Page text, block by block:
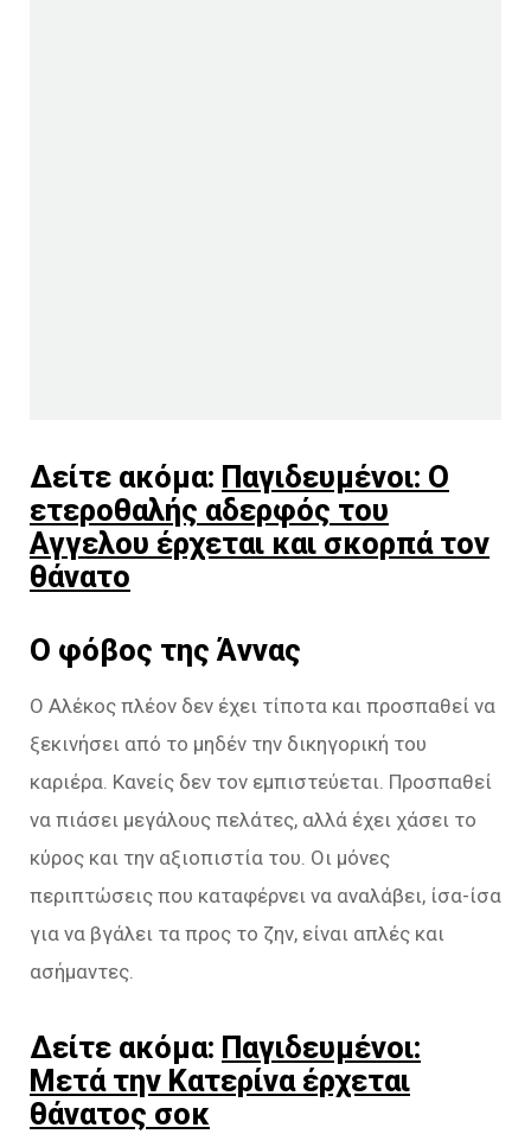
Δείτε ακόμα: Παγιδευμένοι: Ο
ετεροθαλής αδερφός του
Αγγελου έρχεται και σκορπά τον
θάνατο
Ο φόβος της Άννας
Ο Αλέκος πλέον δεν έχει τίποτα και προσπαθεί να
ξεκινήσει από το μηδέν την δικηγορική του
καριέρα. Κανείς δεν τον εμπιστεύεται. Προσπαθεί
να πιάσει μεγάλους πελάτες, αλλά έχει χάσει το
κύρος και την αξιοπιστία του. Οι μόνες
περιπτώσεις που καταφέρνει να αναλάβει, ίσα-ίσα
για να βγάλει τα προς το ζην, είναι απλές και
ασήμαντες.
Δείτε ακόμα: Παγιδευμένοι:
Μετά την Κατερίνα έρχεται
θάνατος σοκ